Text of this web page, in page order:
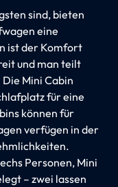
sind, bieten
eine
ist der Komfort
und man teilt
Mini Cabin
für eine
können für
verfügen in der
Personen, Mini
– zwei lassen